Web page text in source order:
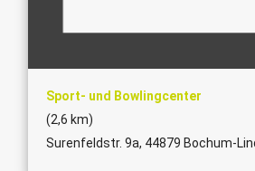
Sport- und Bowlingcenter
(2,6 km)
Surenfeldstr. 9a, 44879 Bochum-